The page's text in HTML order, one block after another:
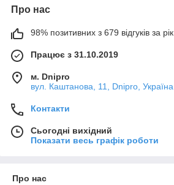
Про нас
98% позитивних з 679 відгуків за рік
Працює з 31.10.2019
м. Dnipro
вул. Каштанова, 11, Dnipro, Україна
Контакти
Сьогодні вихідний
Показати весь графік роботи
Про нас